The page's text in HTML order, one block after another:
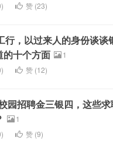
) 赞 (23)
行，以过来人的身份谈谈
的十个方面
1
) 赞 (12)
园招聘金三银四，这些求
1
) 赞 (9)